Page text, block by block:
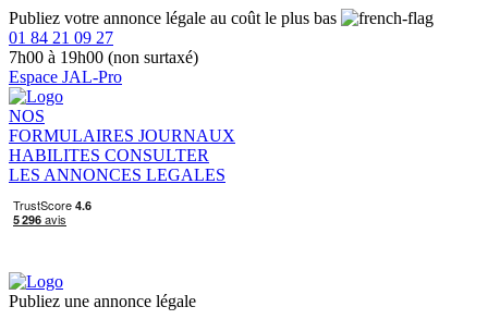
Publiez votre annonce légale au coût le plus bas
01 84 21 09 27
7h00 à 19h00 (non surtaxé)
Espace JAL-Pro
NOS
FORMULAIRES JOURNAUX
HABILITES CONSULTER
LES ANNONCES LEGALES
Publiez une annonce légale